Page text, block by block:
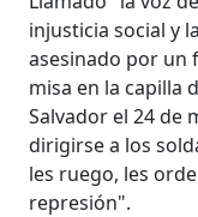
injusticia social y
asesinado por un
misa en la capilla
Salvador el 24 de
dirigirse a los
les ruego, les
represión".